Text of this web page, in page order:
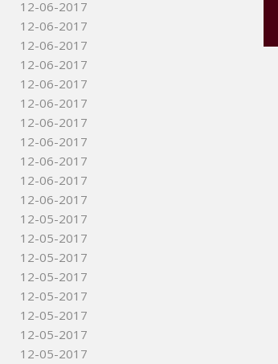
12-06-2017
12-06-2017
12-06-2017
12-06-2017
12-06-2017
12-06-2017
12-06-2017
12-06-2017
12-06-2017
12-06-2017
12-06-2017
12-05-2017
12-05-2017
12-05-2017
12-05-2017
12-05-2017
12-05-2017
12-05-2017
12-05-2017